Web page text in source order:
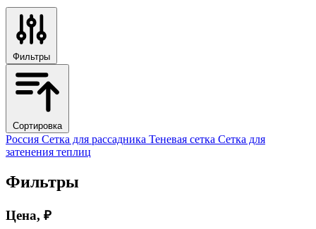
Фильтры
Сортировка
Россия Сетка для рассадника Теневая сетка Сетка для
затенения теплиц
Фильтры
Цена, ₽